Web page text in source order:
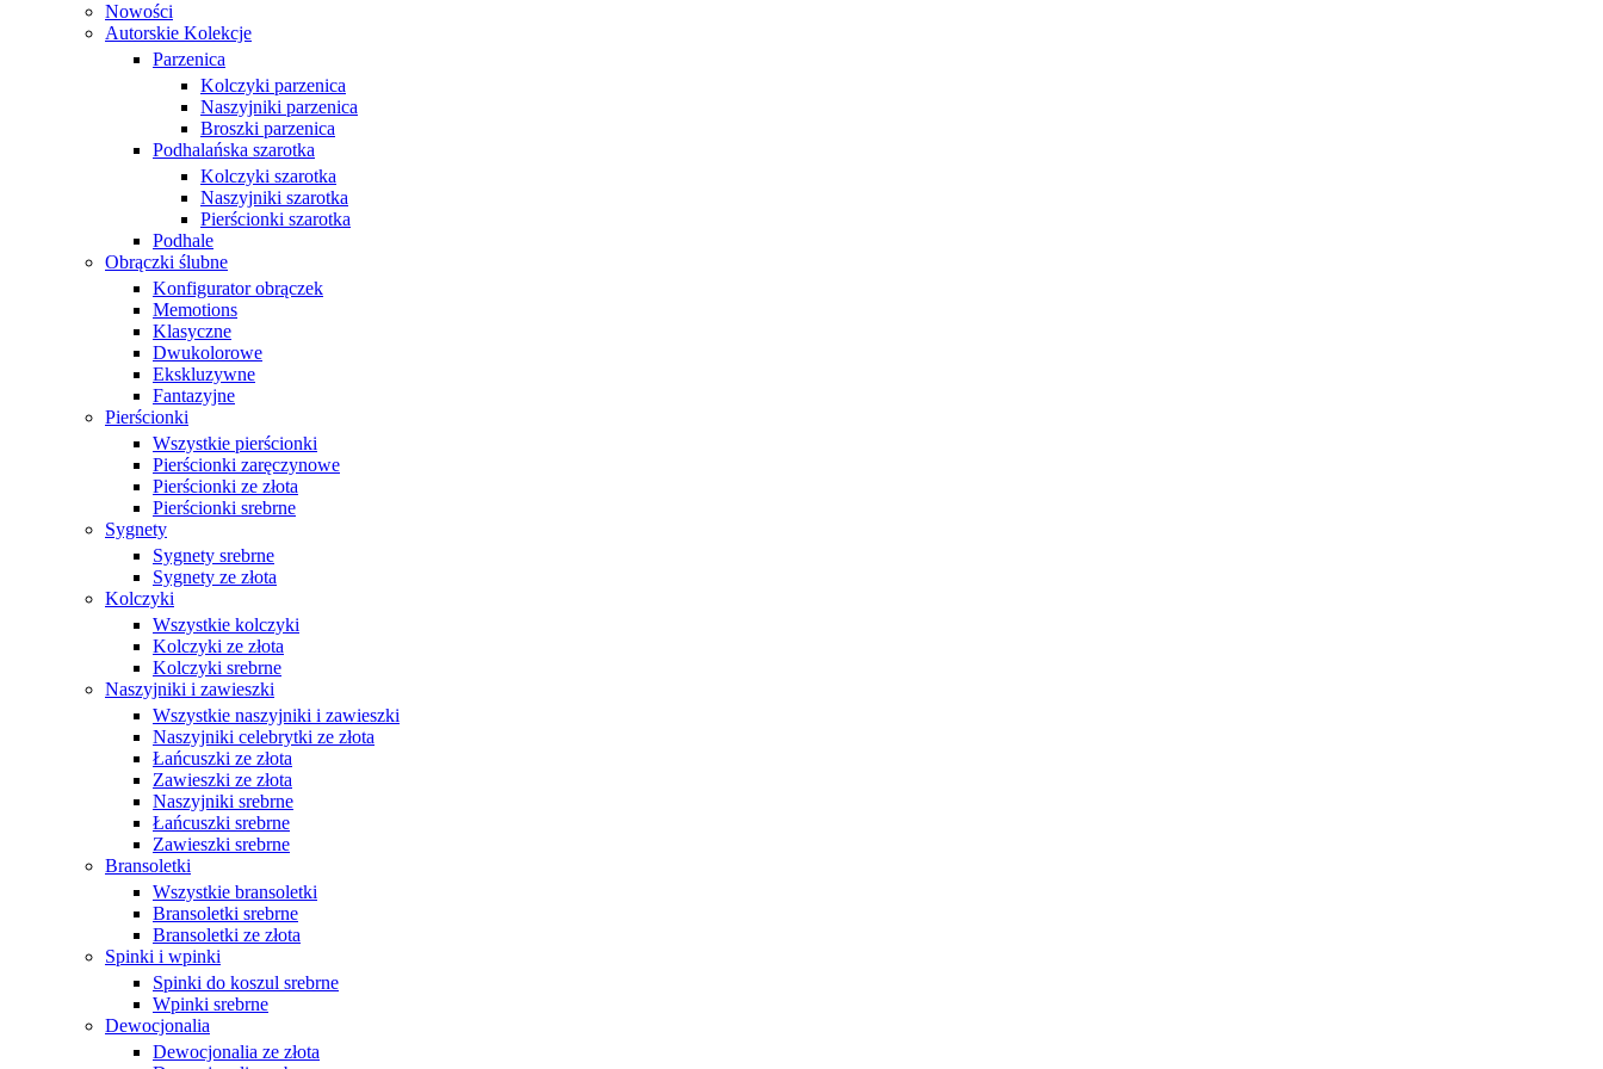
Nowości
Autorskie Kolekcje
Parzenica
Kolczyki parzenica
Naszyjniki parzenica
Broszki parzenica
Podhalańska szarotka
Kolczyki szarotka
Naszyjniki szarotka
Pierścionki szarotka
Podhale
Obrączki ślubne
Konfigurator obrączek
Memotions
Klasyczne
Dwukolorowe
Ekskluzywne
Fantazyjne
Pierścionki
Wszystkie pierścionki
Pierścionki zaręczynowe
Pierścionki ze złota
Pierścionki srebrne
Sygnety
Sygnety srebrne
Sygnety ze złota
Kolczyki
Wszystkie kolczyki
Kolczyki ze złota
Kolczyki srebrne
Naszyjniki i zawieszki
Wszystkie naszyjniki i zawieszki
Naszyjniki celebrytki ze złota
Łańcuszki ze złota
Zawieszki ze złota
Naszyjniki srebrne
Łańcuszki srebrne
Zawieszki srebrne
Bransoletki
Wszystkie bransoletki
Bransoletki srebrne
Bransoletki ze złota
Spinki i wpinki
Spinki do koszul srebrne
Wpinki srebrne
Dewocjonalia
Dewocjonalia ze złota